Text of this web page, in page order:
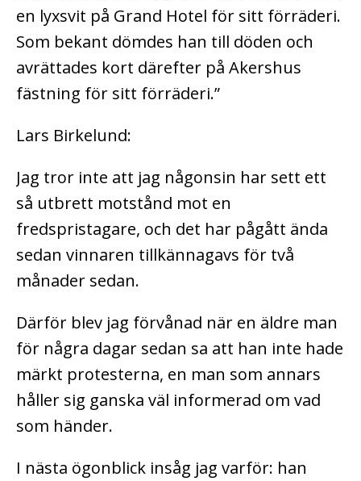
en lyxsvit på Grand Hotel för sitt förräderi.
Som bekant dömdes han till döden och
avrättades kort därefter på Akershus
fästning för sitt förräderi.”
Lars Birkelund:
Jag tror inte att jag någonsin har sett ett
så utbrett motstånd mot en
fredspristagare, och det har pågått ända
sedan vinnaren tillkännagavs för två
månader sedan.
Därför blev jag förvånad när en äldre man
för några dagar sedan sa att han inte hade
märkt protesterna, en man som annars
håller sig ganska väl informerad om vad
som händer.
I nästa ögonblick insåg jag varför: han